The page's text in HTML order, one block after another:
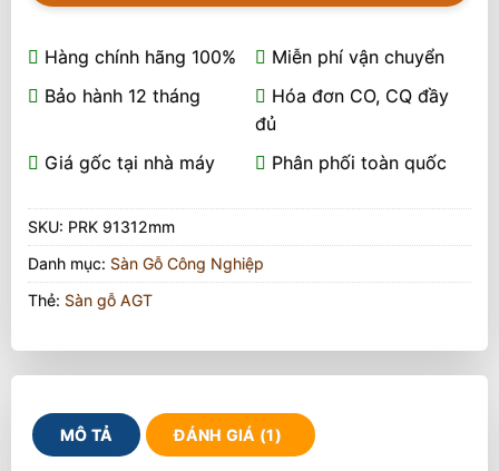
Hàng chính hãng 100%
Miễn phí vận chuyển
Bảo hành 12 tháng
Hóa đơn CO, CQ đầy
đủ
Giá gốc tại nhà máy
Phân phối toàn quốc
SKU: PRK 91312mm
Danh mục: Sàn Gỗ Công Nghiệp
Thẻ: Sàn gỗ AGT
MÔ TẢ ĐÁNH GIÁ (1)